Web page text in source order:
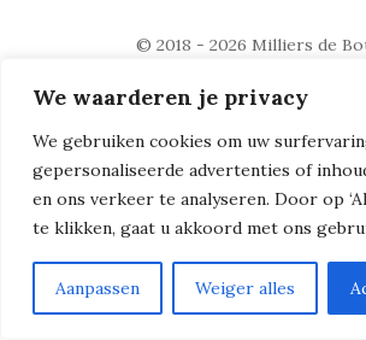
We waarderen je privacy
We gebruiken cookies om uw
gepersonaliseerde advertenties of
en ons verkeer te analyseren. Door op
te klikken, gaat u akkoord met ons
Aanpassen Weiger alles
© 2018 - 2026 Milliers de